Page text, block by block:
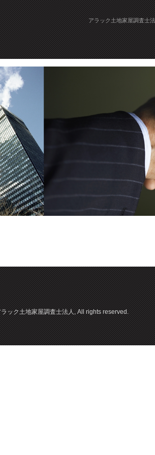
アラック土地家屋調査士
ック土地家屋調査士法人, All rights reserved.